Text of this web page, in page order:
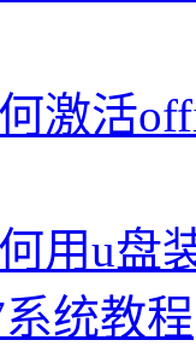
激活
用u盘
统教程